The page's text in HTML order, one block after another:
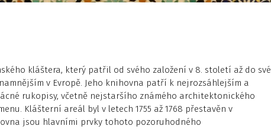
kláštera, který patřil od svého založení v 8. století až do své
v Evropě. Jeho knihovna patří k nejrozsáhlejším a
rukopisy, včetně nejstaršího známého architektonického
Klášterní areál byl v letech 1755 až 1768 přestavěn v
jsou hlavními prvky tohoto pozoruhodného